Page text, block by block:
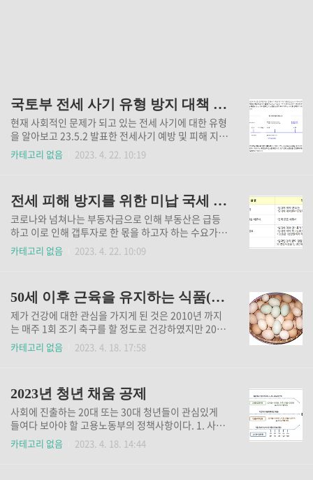
국토부 전세 사기 유형 방지 대책 및 지원방안
현재 사회적인 문제가 되고 있는 전세 사기에 대한 유형
을 알아보고 23.5.2 발표한 전세사기 예방 및 피해 지원
방안 그리고 23.3.23일부터 시행되고 있는 전세사기
방지를 위해 시중 대표적인 5개 은행과 함께 업무협약
때 대출 금액이 적어지므로 어느 정도 전세사기 방지 대
책으로 가능할 것으로 본다. 1. 전세 사기 유형 1) 전세
가와 매매가 비슷하가거나 매매가 보다 전세가 높아 향
후 보증금 반환 시 반환 능력을 상실하고 보증금 미반환
되며 이러한 경우 임차인이 경매 신청 후 매매 되더라도
카테고리 없음 2023. 4. 22. 10:19
전세 피해 방지를 위한 미납 국세 열람
코로나와 넘쳐나는 부동자금으로 인해 부동산은 급등
하고 이로 인해 갭투자로 한 몫을 하고자 하는 수요가
몰리면서 부동산은 그야말로 광품이 일어났다. 작년 부
터 높은 금리와 물가 그리고 저성장 경제로 인해 거품이
제로 경매에 들어가면서 자살하는 사람들이 나오고 이
것에 대한 사회 문제가 심각한 위기에 흐르면서 정부는
시급하게 몇가지 안을 시행을 하게 된다. 오늘 여기 이
와 관련한 중요한 정부 시책을 소개하고자 한다. 국세청
(청장 김창기)은 임차인 전세피해 방지의 일환으로 202
합니다. * 주택‧상가 임..
카테고리 없음 2023. 4. 22. 10:09
50세 이후 근육을 유지하는 식품(달걀, 멸치, 말린 호박씨, 병아리콩, 검은콩)
제가 건강에 대한 관심을 가지게 된 것은 2010년 까지
는 매주 1회 조기 축구를 할 정도로 건강하였지만 2011
년 어느 날 집으로 걸어가던 중 언덕길에서 가슴에 통증
이 느껴지면서 건강에 관심을 가지게 되었다. 인터넷을
시술까지 받게 되었다. 이러한 일로 인해 건강에 더욱
주의하는 계기가 되었고 자연치료, 식이요법 치료에 더
욱 관심을 가지는 계기가 되었다. 지금 50대 이상이 되
면 꼭 관심 있게 보셔야 할 내용으로 소개하고자 한다.
중년 이후 건강의 핵심은 바로 근육이다. 우리 몸은 단
카테고리 없음 2023. 4. 18. 17:58
2023년 청년 채움 공제
사회에 진출하는 20대 또는 30대 청년들이 관심있게
들여다 보아야 할 고용노동부의 정책사항이다. 1. 사업
목적 노동시장 신규 진입 청년의 초기 경력형성을 지원
하고 중소기업의 인력 미스매치 해소를 목적으로 한다.
카테고리 없음 2023. 4. 18. 14:44